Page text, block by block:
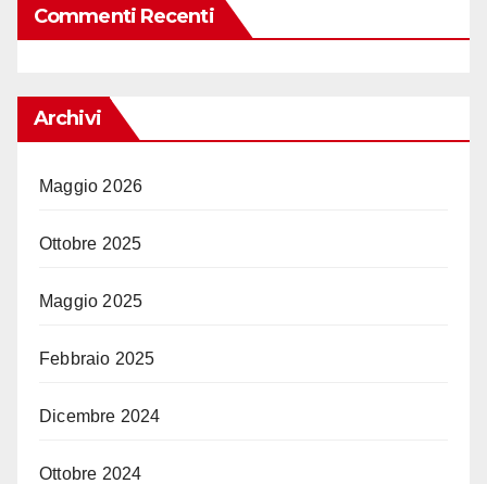
Commenti Recenti
Archivi
Maggio 2026
Ottobre 2025
Maggio 2025
Febbraio 2025
Dicembre 2024
Ottobre 2024